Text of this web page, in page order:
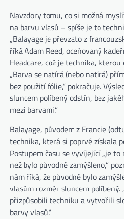
Navzdory tomu, co si možná
na barvu vlasů – spíše je to
„Balayage je převzato z
říká Adam Reed, oceňovaný
Headcare, což je technika,
„Barva se natírá (nebo natírá)
bez použití fólie,“ pokračuje.
sluncem políbený odstín, bez
mezi barvami.“
Balayage, původem z Francie
technika, která si poprvé získala
Postupem času se vyvíjející „je to
než bylo původně zamýšleno,“
nám říká, že původně bylo
vlasům rozměr sluncem políbený.
přizpůsobili techniku ​​a vytvořili
barvy vlasů.“